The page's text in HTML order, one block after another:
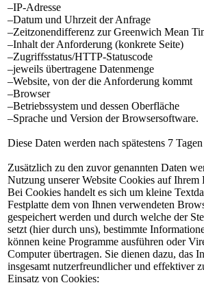
–IP-Adresse
–Datum und Uhrzeit der Anfrage
–Zeitzonendifferenz zur Greenwich Mean
–Inhalt der Anforderung (konkrete Seite)
–Zugriffsstatus/HTTP-Statuscode
–jeweils übertragene Datenmenge
–Website, von der die Anforderung kommt
–Browser
–Betriebssystem und dessen Oberfläche
–Sprache und Version der Browsersoftware.
Diese Daten werden nach spätestens 7
Zusätzlich zu den zuvor genannten Daten
Nutzung unserer Website Cookies auf Ihrem
Bei Cookies handelt es sich um kleine
Festplatte dem von Ihnen verwendeten
gespeichert werden und durch welche der
setzt (hier durch uns), bestimmte
können keine Programme ausführen oder
Computer übertragen. Sie dienen dazu, das
insgesamt nutzerfreundlicher und effektiver
Einsatz von Cookies: